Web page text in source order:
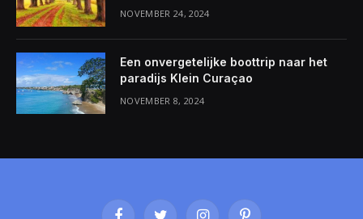
NOVEMBER 24, 2024
Een onvergetelijke boottrip naar het
paradijs Klein Curaçao
NOVEMBER 8, 2024